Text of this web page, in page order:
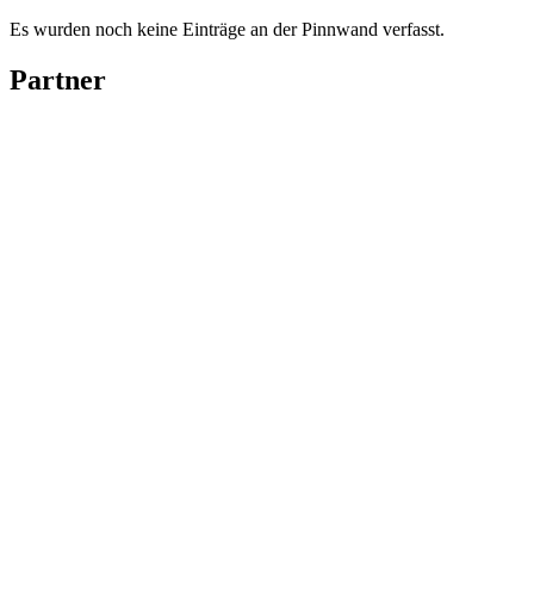
Es wurden noch keine Einträge an der Pinnwand verfasst.
Partner